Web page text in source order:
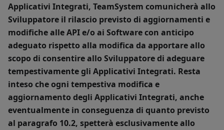
Applicativi Integrati, TeamSystem comunicherà allo
Sviluppatore il rilascio previsto di aggiornamenti e
modifiche alle API e/o ai Software con anticipo
adeguato rispetto alla modifica da apportare allo
scopo di consentire allo Sviluppatore di adeguare
tempestivamente gli Applicativi Integrati. Resta
inteso che ogni tempestiva modifica e
aggiornamento degli Applicativi Integrati, anche
eventualmente in conseguenza di quanto previsto
al paragrafo 10.2, spetterà esclusivamente allo